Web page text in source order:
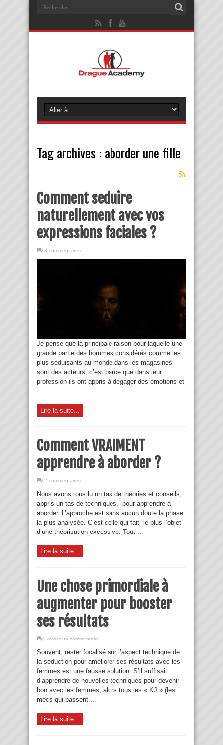
Tag archives : aborder une fille
Comment seduire
naturellement avec vos
expressions faciales ?
3 commentaires
Je pense que la principale raison pour laquelle une
grande partie des hommes considérés comme les
plus séduisants au monde dans les magasines
sont des acteurs, c’est parce que dans leur
profession ils ont appris à dégager des émotions et
...
Lire la suite...
Comment VRAIMENT
apprendre à aborder ?
2 commentaires
Nous avons tous lu un tas de théories et conseils,
appris un tas de techniques, pour apprendre à
aborder. L’approche est sans aucun doute la phase
la plus analysée. C’est celle qui fait le plus l’objet
d’une théorisation excessive. Tout ...
Lire la suite...
Une chose primordiale à
augmenter pour booster
ses résultats
Laisser un commentaire
Souvent, rester focalisé sur l’aspect technique de
la séduction pour améliorer ses résultats avec les
femmes est une fausse solution. S’il suffisait
d’apprendre de nouvelles techniques pour devenir
bon avec les femmes, alors tous les « KJ » (les
mecs qui passent ...
Lire la suite...